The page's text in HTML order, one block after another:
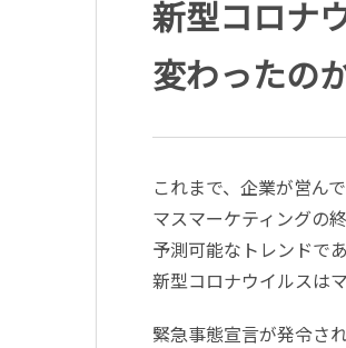
新型コロナ
変わったの
これまで、企業が営ん
マスマーケティングの
予測可能なトレンドで
新型コロナウイルスは
緊急事態宣言が発令さ